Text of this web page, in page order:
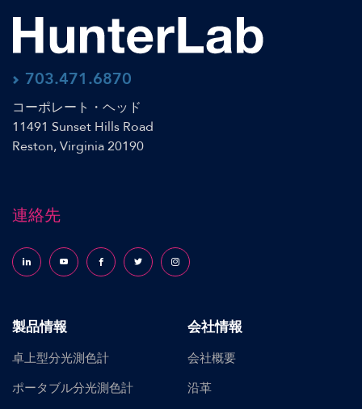
703.471.6870
コーポレート・ヘッド
11491 Sunset Hills Road
Reston, Virginia 20190
連絡先
Follow us on LinkedInFollow us on YouTubeFollow us on Facebook
Follow us on X (formerly Twitter)
Follow us on Instagram
製品情報
卓上型分光測色計
ポータブル分光測色計
会社情報
会社概要
沿革